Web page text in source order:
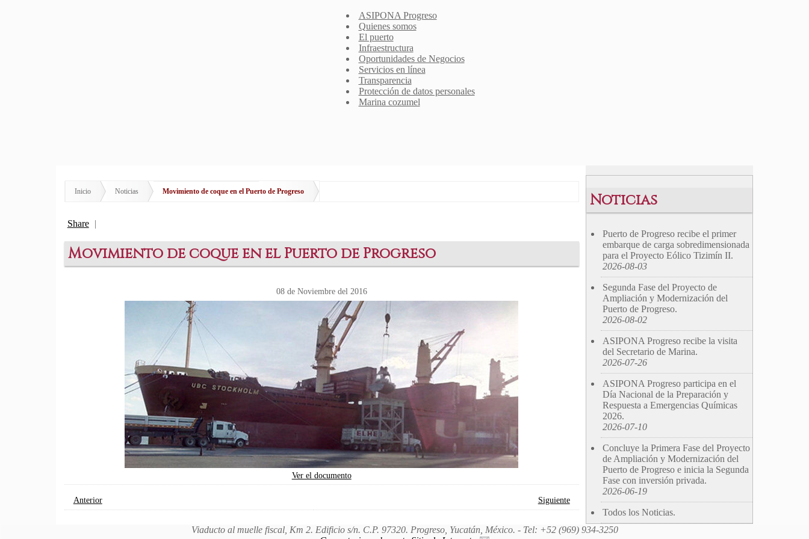
ASIPONA Progreso
Quienes somos
El puerto
Infraestructura
Oportunidades de Negocios
Servicios en línea
Transparencia
Protección de datos personales
Marina cozumel
Inicio Noticias Movimiento de coque en el Puerto de Progreso
Share |
Movimiento de coque en el Puerto de Progreso
08 de Noviembre del 2016
Ver el documento
Anterior Siguiente
Noticias
Puerto de Progreso recibe el primer
embarque de carga sobredimensionada
para el Proyecto Eólico Tizimín II.
2026-08-03
Segunda Fase del Proyecto de
Ampliación y Modernización del
Puerto de Progreso.
2026-08-02
ASIPONA Progreso recibe la visita
del Secretario de Marina.
2026-07-26
ASIPONA Progreso participa en el
Día Nacional de la Preparación y
Respuesta a Emergencias Químicas
2026.
2026-07-10
Concluye la Primera Fase del Proyecto
de Ampliación y Modernización del
Puerto de Progreso e inicia la Segunda
Fase con inversión privada.
2026-06-19
Todos los Noticias.
Viaducto al muelle fiscal, Km 2. Edificio s/n. C.P. 97320. Progreso, Yucatán, México. - Tel: +52 (969) 934-3250